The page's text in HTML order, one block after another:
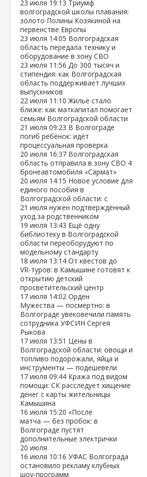
23 июля 19:13 Триумф
волгоградской школы плавания:
золото Полины Козякиной на
первенстве Европы
23 июля 14:05 Волгоградская
область передала технику и
оборудование в зону СВО
23 июля 11:56 До 300 тысяч и
стипендия: как Волгоградская
область поддерживает лучших
выпускников
22 июля 11:10Жильё стало
ближе: как маткапитал помогает
семьям Волгоградской области
21 июля 09:23 В Волгограде
погиб ребёнок: идёт
процессуальная проверка
20 июля 16:37 Волгоградская
область отправила в зону СВО 4
бронеавтомобиля «Сармат»
20 июля 14:15 Новое условие для
единого пособия в
Волгоградской области: с
21 июля нужен подтверждённый
уход за родственником
19 июля 13:43 Ещё одну
библиотеку в Волгоградской
области переоборудуют по
модельному стандарту
18 июля 13:14 От квестов до
VR‑туров: в Камышине готовят к
открытию детский
просветительский центр
17 июля 14:02 Орден
Мужества — посмертно: в
Волгограде увековечили память
сотрудника УФСИН Сергея
Рыкова
17 июля 13:51 Цены в
Волгоградской области: овощи и
топливо подорожали, яйца и
инструменты — подешевели
17 июля 09:44 Кража под видом
помощи: СК расследует хищение
денег с карты жительницы
Камышина
16 июля 15:20 «После
матча — без пробок: в
Волгограде пустят
дополнительные электрички
20 июля
16 июля 10:16 УФАС Волгограда
остановило рекламу клубных
шоу‑программ